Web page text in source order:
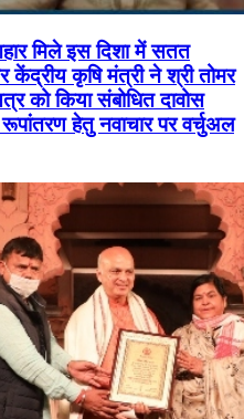
मिले इस दिशा में सतत
केंद्रीय कृषि मंत्री ने श्री तोमर
को किया संबोधित दावोस
हेतु नवाचार पर वर्चुअल